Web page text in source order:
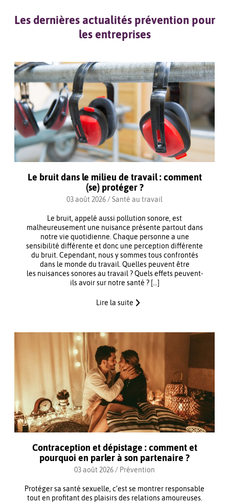
Les dernières actualités prévention pour
les entreprises
Le bruit dans le milieu de travail : comment
(se) protéger ?
03 août 2026 /Santé au travail
Le bruit, appelé aussi pollution sonore, est
malheureusement une nuisance présente partout dans
notre vie quotidienne. Chaque personne a une
sensibilité différente et donc une perception différente
du bruit. Cependant, nous y sommes tous confrontés
dans le monde du travail. Quelles peuvent être
les nuisances sonores au travail ? Quels effets peuvent-
ils avoir sur notre santé ? […]
Lire la suite
Contraception et dépistage : comment et
pourquoi en parler à son partenaire ?
03 août 2026 / Prévention
Protéger sa santé sexuelle, c’est se montrer responsable
tout en profitant des plaisirs des relations amoureuses.